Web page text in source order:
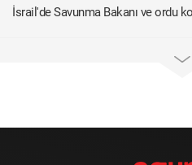
İsrail'de Savunma Bakanı ve ordu